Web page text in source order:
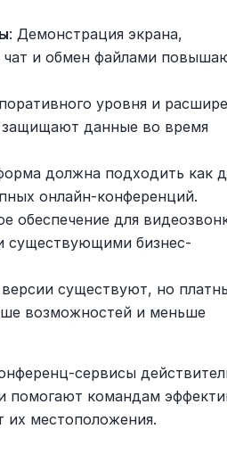
: Демонстрация экрана,
и обмен файлами
уровня и
защищают данные во время
должна подходить как
онлайн-конференций.
обеспечение для
существующими бизнес-
существуют, но
возможностей и меньше
сервисы
помогают командам
их местоположения.